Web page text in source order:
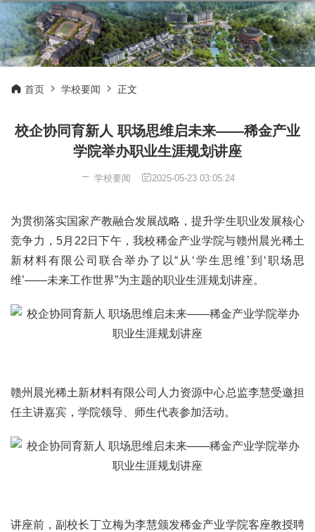
首页 学校要闻 正文
校企协同育新人 职场思维启未来——稀金产业
学院举办职业生涯规划讲座
学校要闻 2025-05-23 03:05:24
为贯彻落实国家产教融合发展战略，提升学生职业发展核心
竞争力，5月22日下午，我校稀金产业学院与赣州晨光稀土
新材料有限公司联合举办了以“从‘学生思维’到‘职场思
维’——未来工作世界”为主题的职业生涯规划讲座。
赣州晨光稀土新材料有限公司人力资源中心总监李慧受邀担
任主讲嘉宾，学院领导、师生代表参加活动。
讲座前，副校长丁立梅为李慧颁发稀金产业学院客座教授聘